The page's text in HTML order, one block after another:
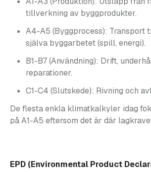
tillverkning av byggprodukter.
A4-A5 (Byggprocess): Transport
själva byggarbetet (spill, energi).
B1-B7 (Användning): Drift,
reparationer.
C1-C4 (Slutskede): Rivning och
De flesta enkla klimatkalkyler idag
på A1-A5 eftersom det är där
EPD (Environmental Product